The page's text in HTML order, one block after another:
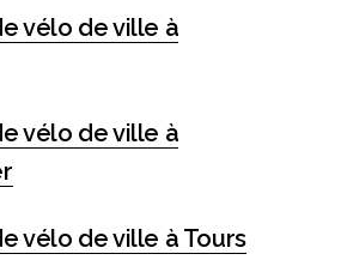
vélo de ville à
vélo de ville à
vélo de ville à Tours